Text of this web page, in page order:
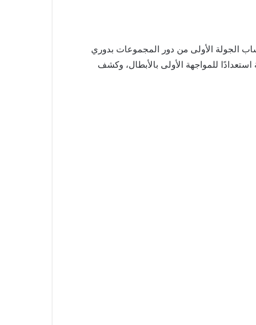
الجولة الأولى من دور المجموعات بدوري
استعدادًا للمواجهة الأولى بالأبطال، وكشف